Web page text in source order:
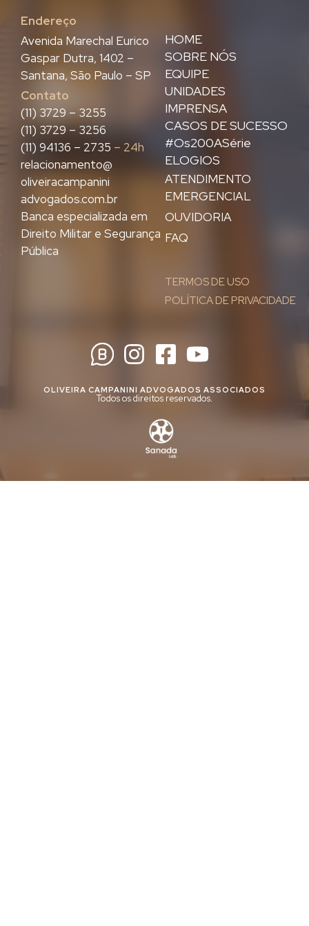
Endereço
HOME
SOBRE NÓS
EQUIPE
UNIDADES
IMPRENSA
CASOS DE SUCESSO
#Os200ASérie
ELOGIOS
ATENDIMENTO
EMERGENCIAL
OUVIDORIA
FAQ
TERMOS DE USO
POLÍTICA DE PRIVACIDADE
Avenida Marechal Eurico
Gaspar Dutra, 1402 –
Santana, São Paulo – SP
Contato
(11) 3729 – 3255
(11) 3729 – 3256
(11) 94136 – 2735 – 24h
relacionamento@
oliveiracampanini
advogados.com.br
Banca especializada em
Direito Militar e Segurança
Pública
OLIVEIRA CAMPANINI ADVOGADOS ASSOCIADOS
Todos os direitos reservados.